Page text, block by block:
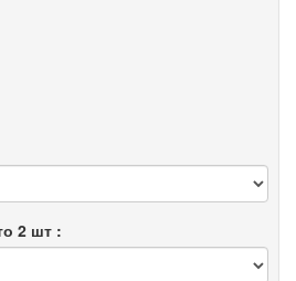
2 шт :